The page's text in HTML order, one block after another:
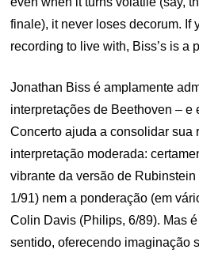
finale), it never loses decorum. If
recording to live with, Biss’s is a
Jonathan Biss é amplamente
interpretações de Beethoven – e
Concerto ajuda a consolidar sua
interpretação moderada:
vibrante da versão de
1/91) nem a ponderação (em
Colin Davis (Philips, 6/89). Mas
sentido, oferecendo imaginação